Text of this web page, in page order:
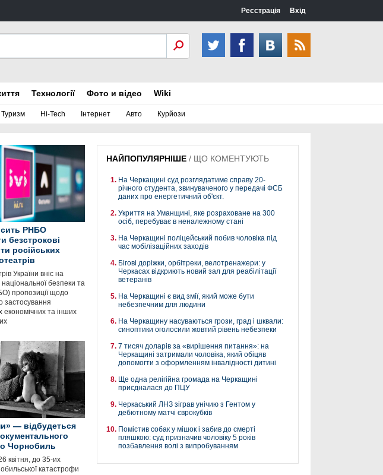
Реєстрація Вхід
Туризм Hi-Tech Інтернет Авто Курйози
Технології Фото и відео Wiki
РНБО
безстрокові
російських
України вніс на
безпеки та
пропозиції щодо
застосування
економічних та інших
— відбудеться
Чорнобиль
квітня, до 35-их
катастрофи
НАЙПОПУЛЯРНІШЕ / ЩО КОМЕНТУЮТЬ
На Черкащині суд розглядатиме справу 20-
річного студента, звинуваченого у передачі ФСБ
даних про енергетичний об'єкт.
Укриття на Уманщині, яке розраховане на 300
осіб, перебуває в неналежному стані
На Черкащині поліцейський побив чоловіка під
час мобілізаційних заходів
Бігові доріжки, орбітреки, велотренажери: у
Черкасах відкриють новий зал для реабілітації
ветеранів
На Черкащині є вид змії, який може бути
небезпечним для людини
На Черкащину насуваються грози, град і шквали:
синоптики оголосили жовтий рівень небезпеки
7 тисяч доларів за «вирішення питання»: на
Черкащині затримали чоловіка, який обіцяв
допомогти з оформленням інвалідності дитині
Ще одна релігійна громада на Черкащині
приєдналася до ПЦУ
Черкаський ЛНЗ зіграв унічию з Гентом у
дебютному матчі єврокубків
Помістив собак у мішок і забив до смерті
пляшкою: суд призначив чоловіку 5 років
позбавлення волі з випробуванням